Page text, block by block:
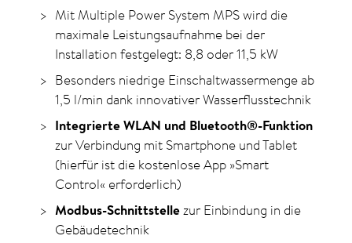
Mit Multiple Power System MPS wird die
maximale Leistungsaufnahme bei der
Installation festgelegt: 8,8 oder 11,5 kW
Besonders niedrige Einschaltwassermenge ab
1,5 l/min dank innovativer Wasserflusstechnik
Integrierte WLAN und Bluetooth®-Funktion
zur Verbindung mit Smartphone und Tablet
(hierfür ist die kostenlose App »Smart
Control« erforderlich)
Modbus-Schnittstellezur Einbindung in die
Gebäudetechnik